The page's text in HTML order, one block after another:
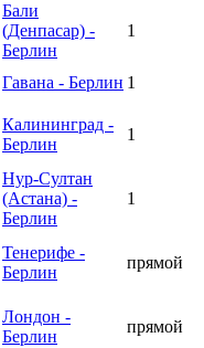
Бали
(Денпасар) -
Берлин
1
Гавана - Берлин 1
Калининград -
Берлин
1
Нур-Султан
(Астана) -
Берлин
1
Тенерифе -
Берлин
прямой
Лондон -
Берлин
прямой